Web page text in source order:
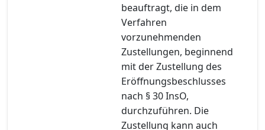
beauftragt, die in dem
Verfahren
vorzunehmenden
Zustellungen, beginnend
mit der Zustellung des
Eröffnungsbeschlusses
nach § 30 InsO,
durchzuführen. Die
Zustellung kann auch